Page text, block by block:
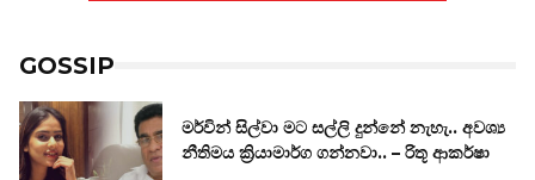
GOSSIP
මර්වින් සිල්වා මට සල්ලි දුන්නේ නැහැ.. අවශ්‍ය
නීතිමය ක්‍රියාමාර්ග ගන්නවා.. – රිතූ ආකර්ෂා